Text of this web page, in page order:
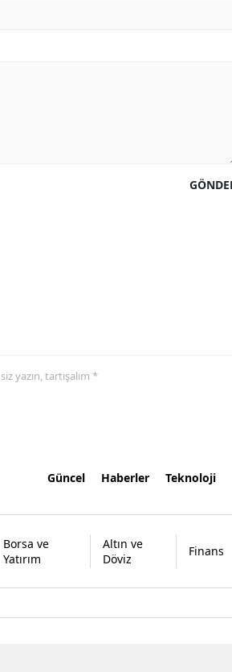
yazın, tartışalım *
Güncel Haberler Teknoloji
Borsa ve
Yatırım
Altın ve
Döviz
Finans